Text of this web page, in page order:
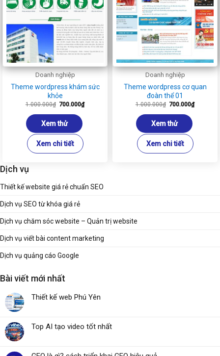
Doanh nghiệp
Theme wordpress khám sức
khỏe
1.000.000₫ Giá
là:
1.000.000₫.
700.000₫Giá
hiện
Xem thử
Xem chi tiết
Doanh nghiệp
Theme wordpress cơ quan
đoàn thể 01
1.000.000₫ Giá
là:
1.000.000₫.
700.000₫Giá
hiện
Xem thử
Xem chi tiết
Dịch vụ
Thiết kế website giá rẻ chuẩn SEO
Dịch vụ SEO từ khóa giá rẻ
Dịch vụ chăm sóc website – Quản trị website
Dịch vụ viết bài content marketing
Dịch vụ quảng cáo Google
Bài viết mới nhất
Thiết kế web Phú Yên
Top AI tạo video tốt nhất